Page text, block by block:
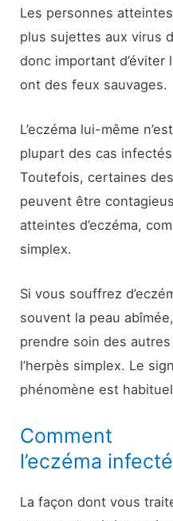
Les personnes
plus sujettes aux virus
donc important
ont des feux sauvages.
L’eczéma lui-même
plupart des cas
Toutefois, certaines
peuvent être
atteintes d’eczéma,
simplex.
Si vous souffrez
souvent la peau
prendre soin des
l’herpès simplex. Le
phénomène est
Comment
l’eczéma
La façon dont vous